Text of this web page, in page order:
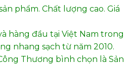
phẩm. Chất lượng cao. Giá
hàng đầu tại Việt Nam trong
nhang sạch từ năm 2010.
Thương bình chọn là Sản